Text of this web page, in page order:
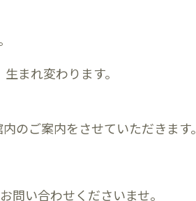
まれ変わります。
のご案内をさせていただきます。
問い合わせくださいませ。